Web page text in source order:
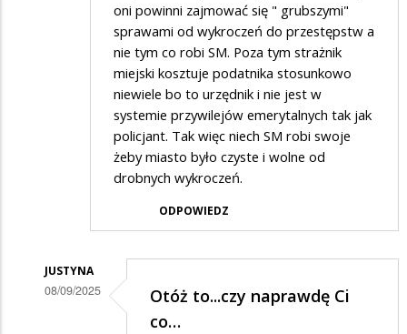
oni powinni zajmować się " grubszymi"
sprawami od wykroczeń do przestępstw a
nie tym co robi SM. Poza tym strażnik
miejski kosztuje podatnika stosunkowo
niewiele bo to urzędnik i nie jest w
systemie przywilejów emerytalnych tak jak
policjant. Tak więc niech SM robi swoje
żeby miasto było czyste i wolne od
drobnych wykroczeń.
ODPOWIEDZ
JUSTYNA
08/09/2025
Otóż to...czy naprawdę Ci
co…